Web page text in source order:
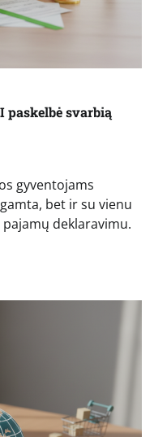
paskelbė svarbią
gyventojams
bet ir su vienu
deklaravimu.